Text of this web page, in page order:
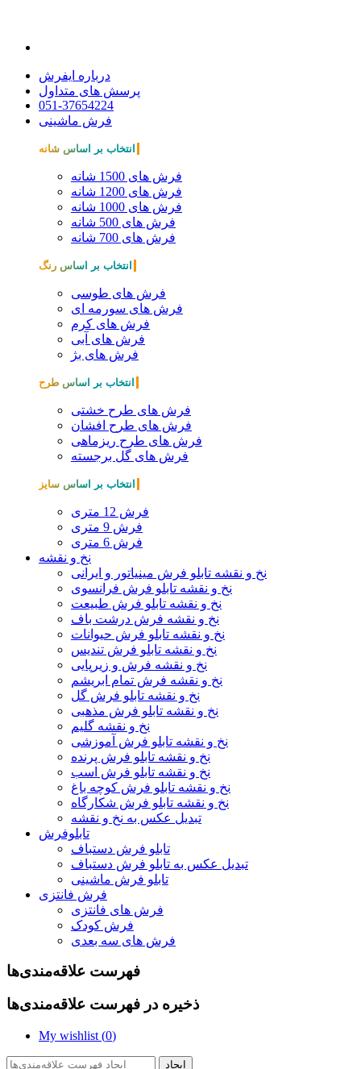
درباره ایفرش
پرسش های متداول
051-37654224
فرش ماشینی
انتخاب بر اساس شانه
فرش های 1500 شانه
فرش های 1200 شانه
فرش های 1000 شانه
فرش های 500 شانه
فرش های 700 شانه
انتخاب بر اساس رنگ
فرش های طوسی
فرش های سورمه ای
فرش های کرم
فرش های آبی
فرش های بژ
انتخاب بر اساس طرح
فرش های طرح خشتی
فرش های طرح افشان
فرش های طرح ریزماهی
فرش های گل برجسته
انتخاب بر اساس سایز
فرش 12 متری
فرش 9 متری
فرش 6 متری
نخ و نقشه
نخ و نقشه تابلو فرش مینیاتور و ایرانی
نخ و نقشه تابلو فرش فرانسوی
نخ و نقشه تابلو فرش طبیعت
نخ و نقشه فرش درشت باف
نخ و نقشه تابلو فرش حیوانات
نخ و نقشه تابلو فرش تندیس
نخ و نقشه فرش و زیرپایی
نخ و نقشه فرش تمام ابریشم
نخ و نقشه تابلو فرش گل
نخ و نقشه تابلو فرش مذهبی
نخ و نقشه گلیم
نخ و نقشه تابلو فرش آموزشی
نخ و نقشه تابلو فرش پرنده
نخ و نقشه تابلو فرش اسب
نخ و نقشه تابلو فرش کوچه باغ
نخ و نقشه تابلو فرش شکارگاه
تبدیل عکس به نخ و نقشه
تابلوفرش
تابلو فرش دستباف
تبدیل عکس به تابلو فرش دستباف
تابلو فرش ماشینی
فرش فانتزی
فرش های فانتزی
فرش کودک
فرش های سه بعدی
فهرست علاقه‌مندی‌ها
ذخیره در فهرست علاقه‌مندی‌ها
My wishlist (0)
ایجاد